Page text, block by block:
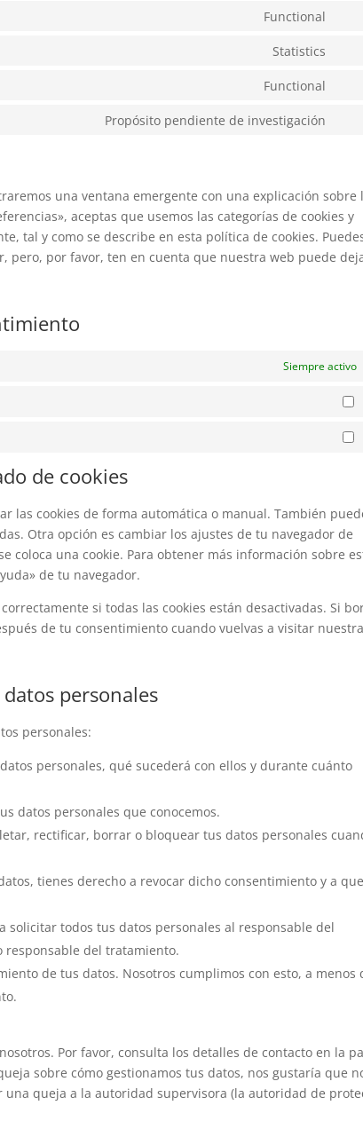
Functional
Statistics
Functional
Propósito pendiente de investigación
una ventana emergente con una explicación sobre
aceptas que usemos las categorías de cookies y
tal y como se describe en esta política de cookies.
pero, por favor, ten en cuenta que nuestra web puede
Siempre activo
de cookies
las cookies de forma automática o manual. También
Otra opción es cambiar los ajustes de tu navegador de
coloca una cookie. Para obtener más información sobre
de tu navegador.
si todas las cookies están desactivadas. Si
de tu consentimiento cuando vuelvas a visitar
personales
personales:
personales, qué sucederá con ellos y durante cuánto
datos personales que conocemos.
rectificar, borrar o bloquear tus datos personales
tienes derecho a revocar dicho consentimiento y a
solicitar todos tus datos personales al responsable del
del tratamiento.
de tus datos. Nosotros cumplimos con esto, a menos
Por favor, consulta los detalles de contacto en la
sobre cómo gestionamos tus datos, nos gustaría que
queja a la autoridad supervisora (la autoridad de